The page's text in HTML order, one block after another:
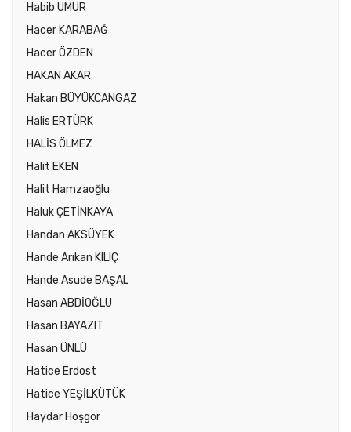
Habib UMUR
Hacer KARABAĞ
Hacer ÖZDEN
HAKAN AKAR
Hakan BÜYÜKCANGAZ
Halis ERTÜRK
HALİS ÖLMEZ
Halit EKEN
Halit Hamzaoğlu
Haluk ÇETİNKAYA
Handan AKSÜYEK
Hande Arıkan KILIÇ
Hande Asude BAŞAL
Hasan ABDİOĞLU
Hasan BAYAZIT
Hasan ÜNLÜ
Hatice Erdost
Hatice YEŞİLKÜTÜK
Haydar Hoşgör